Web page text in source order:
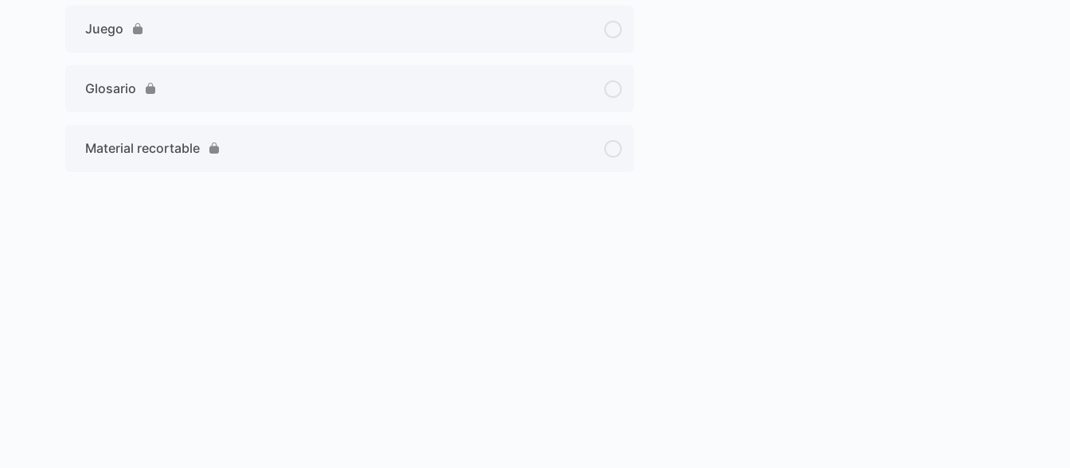
Juego
Glosario
Material recortable